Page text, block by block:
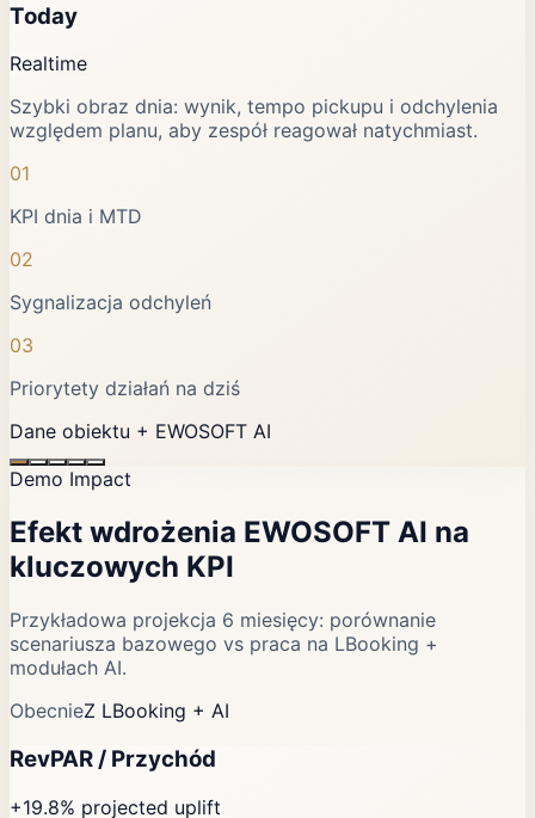
Today
Realtime
Szybki obraz dnia: wynik, tempo pickupu i odchylenia
względem planu, aby zespół reagował natychmiast.
01
KPI dnia i MTD
02
Sygnalizacja odchyleń
03
Priorytety działań na dziś
Dane obiektu + EWOSOFT AI
Demo Impact
Efekt wdrożenia EWOSOFT AI na
kluczowych KPI
Przykładowa projekcja 6 miesięcy: porównanie
scenariusza bazowego vs praca na LBooking +
modułach AI.
ObecnieZ LBooking + AI
RevPAR / Przychód
+19.8% projected uplift